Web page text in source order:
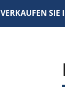
VERKAUFEN SIE